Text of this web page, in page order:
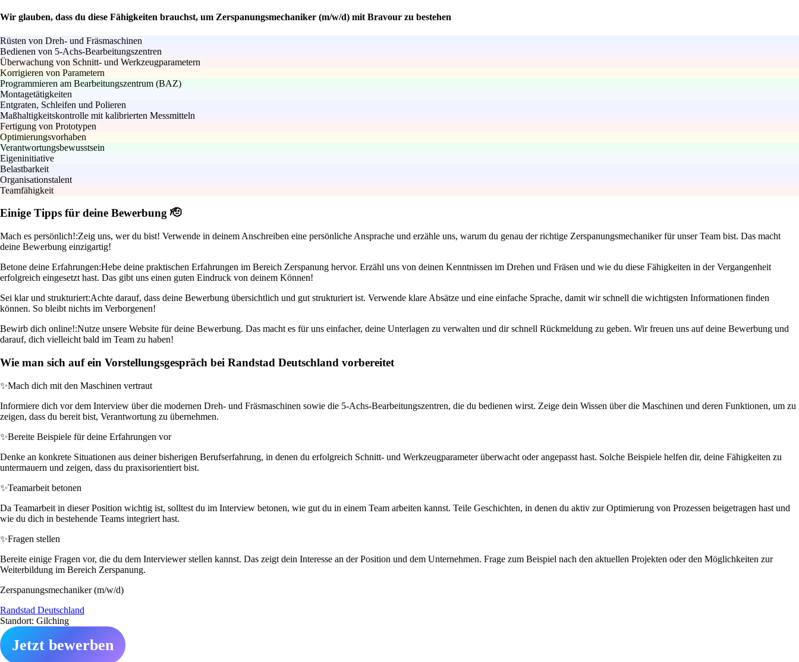
Wir glauben, dass du diese Fähigkeiten brauchst, um Zerspanungsmechaniker (m/w/d) mit Bravour zu bestehen
Rüsten von Dreh- und Fräsmaschinen
Bedienen von 5-Achs-Bearbeitungszentren
Überwachung von Schnitt- und Werkzeugparametern
Korrigieren von Parametern
Programmieren am Bearbeitungszentrum (BAZ)
Montagetätigkeiten
Entgraten, Schleifen und Polieren
Maßhaltigkeitskontrolle mit kalibrierten Messmitteln
Fertigung von Prototypen
Optimierungsvorhaben
Verantwortungsbewusstsein
Eigeninitiative
Belastbarkeit
Organisationstalent
Teamfähigkeit
Einige Tipps für deine Bewerbung 🫡
Mach es persönlich!:Zeig uns, wer du bist! Verwende in deinem Anschreiben eine persönliche Ansprache und erzähle uns, warum du genau der richtige Zerspanungsmechaniker für unser Team bist. Das macht
deine Bewerbung einzigartig!
Betone deine Erfahrungen:Hebe deine praktischen Erfahrungen im Bereich Zerspanung hervor. Erzähl uns von deinen Kenntnissen im Drehen und Fräsen und wie du diese Fähigkeiten in der Vergangenheit
erfolgreich eingesetzt hast. Das gibt uns einen guten Eindruck von deinem Können!
Sei klar und strukturiert:Achte darauf, dass deine Bewerbung übersichtlich und gut strukturiert ist. Verwende klare Absätze und eine einfache Sprache, damit wir schnell die wichtigsten Informationen finden
können. So bleibt nichts im Verborgenen!
Bewirb dich online!:Nutze unsere Website für deine Bewerbung. Das macht es für uns einfacher, deine Unterlagen zu verwalten und dir schnell Rückmeldung zu geben. Wir freuen uns auf deine Bewerbung und
darauf, dich vielleicht bald im Team zu haben!
Wie man sich auf ein Vorstellungsgespräch bei Randstad Deutschland vorbereitet
✨Mach dich mit den Maschinen vertraut
Informiere dich vor dem Interview über die modernen Dreh- und Fräsmaschinen sowie die 5-Achs-Bearbeitungszentren, die du bedienen wirst. Zeige dein Wissen über die Maschinen und deren Funktionen, um zu
zeigen, dass du bereit bist, Verantwortung zu übernehmen.
✨Bereite Beispiele für deine Erfahrungen vor
Denke an konkrete Situationen aus deiner bisherigen Berufserfahrung, in denen du erfolgreich Schnitt- und Werkzeugparameter überwacht oder angepasst hast. Solche Beispiele helfen dir, deine Fähigkeiten zu
untermauern und zeigen, dass du praxisorientiert bist.
✨Teamarbeit betonen
Da Teamarbeit in dieser Position wichtig ist, solltest du im Interview betonen, wie gut du in einem Team arbeiten kannst. Teile Geschichten, in denen du aktiv zur Optimierung von Prozessen beigetragen hast und
wie du dich in bestehende Teams integriert hast.
✨Fragen stellen
Bereite einige Fragen vor, die du dem Interviewer stellen kannst. Das zeigt dein Interesse an der Position und dem Unternehmen. Frage zum Beispiel nach den aktuellen Projekten oder den Möglichkeiten zur
Weiterbildung im Bereich Zerspanung.
Zerspanungsmechaniker (m/w/d)
Randstad Deutschland
Standort: Gilching
Jetzt bewerben